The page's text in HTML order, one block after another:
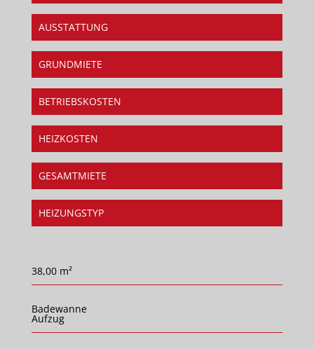
AUSSTATTUNG
GRUNDMIETE
BETRIEBSKOSTEN
HEIZKOSTEN
GESAMTMIETE
HEIZUNGSTYP
38,00 m²
Badewanne
Aufzug